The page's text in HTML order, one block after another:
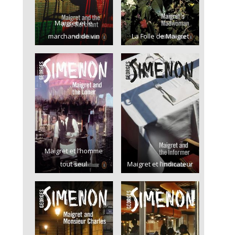
Maigret et le
marchand de vin
La Folle de Maigret
Maigret et l’homme
tout seul
Maigret et l’indicateur